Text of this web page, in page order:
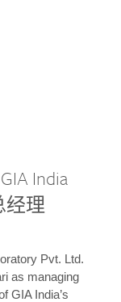
India
经理
Pvt. Ltd.
as managing
GIA India’s